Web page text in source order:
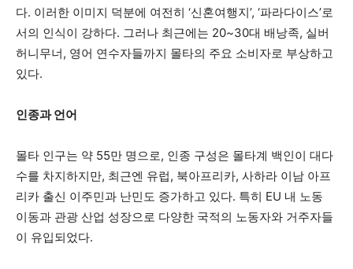
다. 이러한 이미지 덕분에 여전히 ‘신혼여행지’, ‘파라다이스’로
서의 인식이 강하다. 그러나 최근에는 20~30대 배낭족, 실버
허니무너, 영어 연수자들까지 몰타의 주요 소비자로 부상하고
있다.
인종과 언어
몰타 인구는 약 55만 명으로, 인종 구성은 몰타계 백인이 대다
수를 차지하지만, 최근엔 유럽, 북아프리카, 사하라 이남 아프
리카 출신 이주민과 난민도 증가하고 있다. 특히 EU 내 노동
이동과 관광 산업 성장으로 다양한 국적의 노동자와 거주자들
이 유입되었다.